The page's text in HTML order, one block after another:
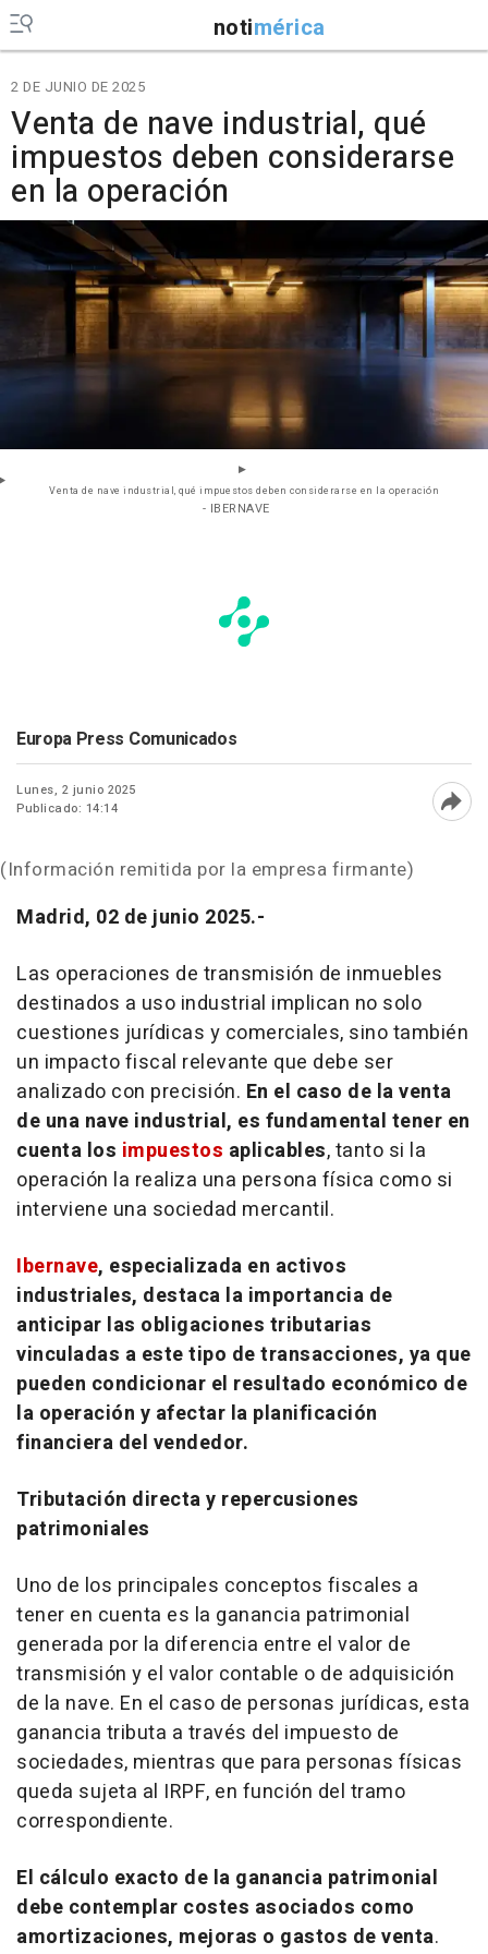
notimérica
2 DE JUNIO DE 2025
Venta de nave industrial, qué
impuestos deben considerarse
en la operación
Venta de nave industrial, qué impuestos deben considerarse en la operación
- IBERNAVE
Europa Press Comunicados
Lunes, 2 junio 2025
Publicado: 14:14
(Información remitida por la empresa firmante)
Madrid, 02 de junio 2025.-
Las operaciones de transmisión de inmuebles
destinados a uso industrial implican no solo
cuestiones jurídicas y comerciales, sino también
un impacto fiscal relevante que debe ser
analizado con precisión. En el caso de la venta
de una nave industrial, es fundamental tener en
cuenta los impuestos aplicables, tanto si la
operación la realiza una persona física como si
interviene una sociedad mercantil.
Ibernave, especializada en activos
industriales, destaca la importancia de
anticipar las obligaciones tributarias
vinculadas a este tipo de transacciones, ya que
pueden condicionar el resultado económico de
la operación y afectar la planificación
financiera del vendedor.
Tributación directa y repercusiones
patrimoniales
Uno de los principales conceptos fiscales a
tener en cuenta es la ganancia patrimonial
generada por la diferencia entre el valor de
transmisión y el valor contable o de adquisición
de la nave. En el caso de personas jurídicas, esta
ganancia tributa a través del impuesto de
sociedades, mientras que para personas físicas
queda sujeta al IRPF, en función del tramo
correspondiente.
El cálculo exacto de la ganancia patrimonial
debe contemplar costes asociados como
amortizaciones, mejoras o gastos de venta.